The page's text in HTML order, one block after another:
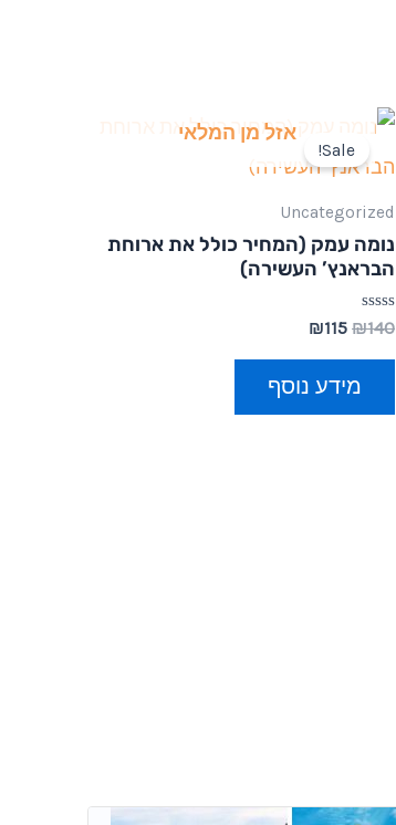
אזל מן המלאי
Sale!
Uncategorized
נומה עמק (המחיר כולל את ארוחת
הבראנץ’ העשירה)
דורג
מתוך
₪140
₪115
מידע נוסף